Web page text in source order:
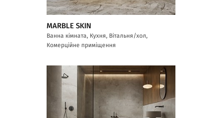
MARBLE SKIN
Ванна кімната, Кухня, Вітальня/хол,
Комерційне приміщення